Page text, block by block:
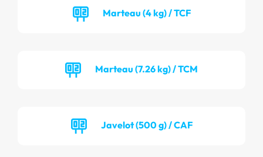
Marteau (4 kg) / TCF
Marteau (7.26 kg) / TCM
Javelot (500 g) / CAF